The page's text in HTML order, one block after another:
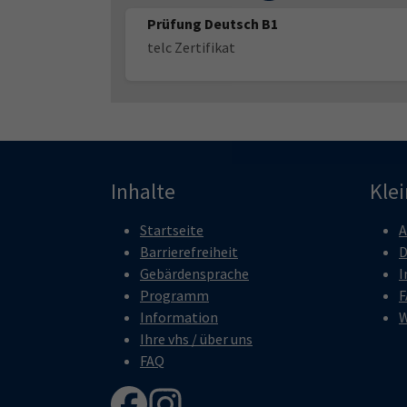
Prüfung Deutsch B1
telc Zertifikat
Inhalte
Startseite
Barrierefreiheit
Gebärdensprache
Programm
Information
Ihre vhs / über uns
FAQ